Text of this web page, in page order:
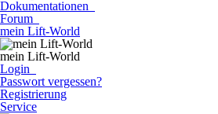
Dokumentationen
Forum
mein Lift-World
mein Lift-World
Login
Passwort vergessen?
Registrierung
Service